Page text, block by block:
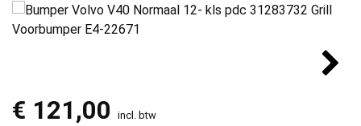
€ 121,00 incl. btw